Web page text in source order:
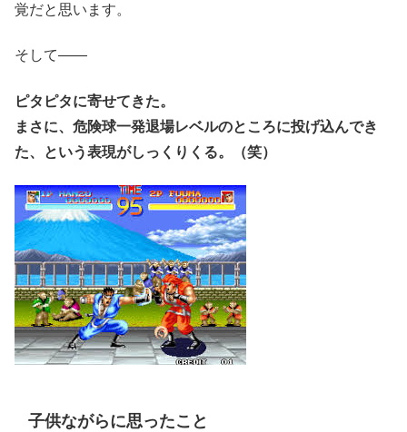
覚だと思います。
そして――
ピタピタに寄せてきた。
まさに、危険球一発退場レベルのところに投げ込んでき
た、という表現がしっくりくる。（笑）
子供ながらに思ったこと